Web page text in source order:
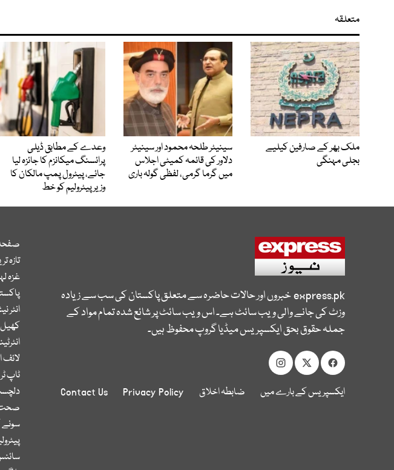
متعلقہ
ملک بھر کے صارفین کیلیے
بجلی مہنگی
سینیٹر طلحہ محمود اور سینیٹر
دلاور کی قائمہ کمیٹی اجلاس
میں گرما گرمی، لفظی گولہ باری
وعدے کے مطابق ڈیلی
پرائسنگ میکانزم کا جائزہ لیا
جائے، پیٹرول پمپ مالکان کا
وزیرپیٹرولیم کو خط
express.pkخبروں اور حالات حاضرہ سے متعلق پاکستان کی سب سے زیادہ
وزٹ کی جانے والی ویب سائٹ ہے۔ اس ویب سائٹ پر شائع شدہ تمام مواد کے
جملہ حقوق بحق ایکسپریس میڈیا گروپ محفوظ ہیں۔
ایکسپریس کے بارے میں ضابطہ اخلاق Privacy Policy
Contact Us
تازہ
غزہ
انٹر
کھیل
لائف
ٹاپ
سونے